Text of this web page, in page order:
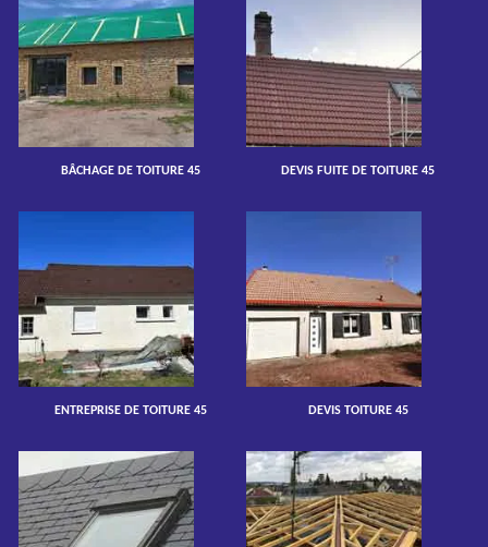
BÂCHAGE DE TOITURE 45 DEVIS FUITE DE TOITURE 45
ENTREPRISE DE TOITURE 45 DEVIS TOITURE 45